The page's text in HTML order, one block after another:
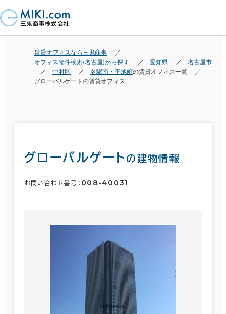
賃貸オフィスなら三鬼商事
オフィス物件検索(名古屋)から探す
愛知県
名古屋市
中村区
名駅南・平池町の賃貸オフィス一覧
グローバルゲートの賃貸オフィス
グローバルゲートの建物情報
お問い合わせ番号： 008-40031